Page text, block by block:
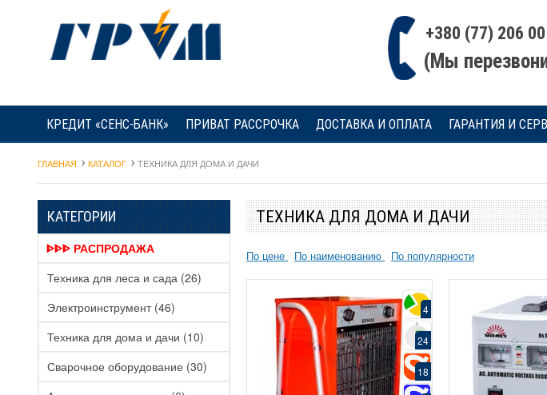
+380 (77) 206
(Мы
КРЕДИТ «СЕНС-БАНК» ПРИВАТ РАССРОЧКА ДОСТАВКА И ОПЛАТА ГАРАНТИЯ И
ГЛАВНАЯ КАТАЛОГ ТЕХНИКА ДЛЯ ДОМА И ДАЧИ
КАТЕГОРИИ
ᐈᐈᐈ РАСПРОДАЖА
Техника для леса и сада (26)
Электроинструмент (46)
Техника для дома и дачи (10)
Сварочное оборудование (30)
ТЕХНИКА ДЛЯ ДОМА И ДАЧИ
По цене По наименованию По популярности
4
24
18